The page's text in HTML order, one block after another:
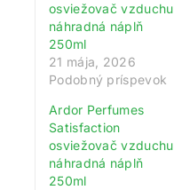
osviežovač vzduchu
náhradná náplň
250ml
21 mája, 2026
Podobný príspevok
Ardor Perfumes
Satisfaction
osviežovač vzduchu
náhradná náplň
250ml